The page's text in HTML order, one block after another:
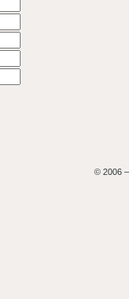
© 2006